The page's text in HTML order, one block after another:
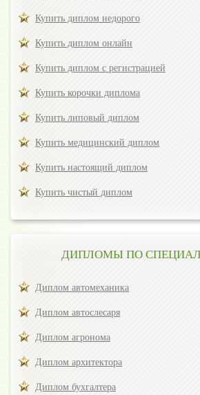
Купить диплом недорого
Купить диплом онлайн
Купить диплом с регистрацией
Купить корочки диплома
Купить липовый диплом
Купить медицинский диплом
Купить настоящий диплом
Купить чистый диплом
ДИПЛОМЫ ПО
Диплом автомеханика
Диплом автослесаря
Диплом агронома
Диплом архитектора
Диплом бухгалтера